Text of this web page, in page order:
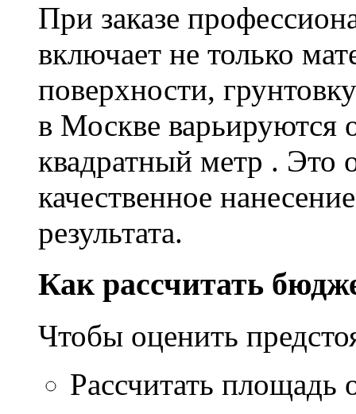
При заказе
включает не только
поверхности,
в Москве варьируются
квадратный метр . Это
качественное
результата.
Как рассчитать
Чтобы оценить
Рассчитать площадь